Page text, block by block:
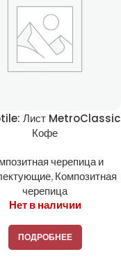
Лист MetroClassic
Кофе
черепица и
, Композитная
черепица
Нет в наличии
ПОДРОБНЕЕ